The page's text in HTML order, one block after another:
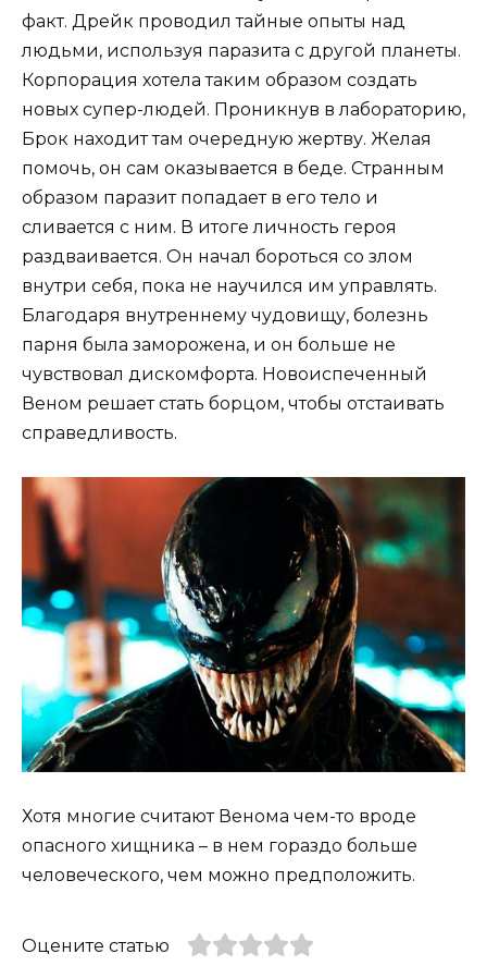
факт. Дрейк проводил тайные опыты над
людьми, используя паразита с другой планеты.
Корпорация хотела таким образом создать
новых супер-людей. Проникнув в лабораторию,
Брок находит там очередную жертву. Желая
помочь, он сам оказывается в беде. Странным
образом паразит попадает в его тело и
сливается с ним. В итоге личность героя
раздваивается. Он начал бороться со злом
внутри себя, пока не научился им управлять.
Благодаря внутреннему чудовищу, болезнь
парня была заморожена, и он больше не
чувствовал дискомфорта. Новоиспеченный
Веном решает стать борцом, чтобы отстаивать
справедливость.
Хотя многие считают Венома чем-то вроде
опасного хищника – в нем гораздо больше
человеческого, чем можно предположить.
Оцените статью